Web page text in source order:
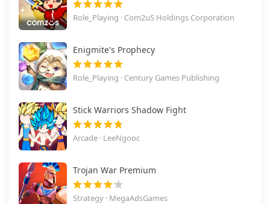
Role_Playing · Com2uS Holdings Corporation
Enigmite's Prophecy
Role_Playing · Century Games Publishing
Stick Warriors Shadow Fight
Arcade · LeeNgooc
Trojan War Premium
Strategy · MegaAdsGames